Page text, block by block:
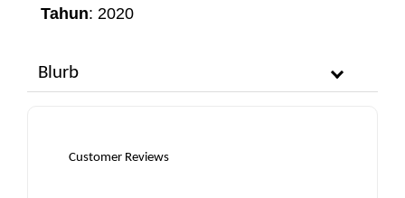
Tahun: 2020
Blurb
Customer Reviews